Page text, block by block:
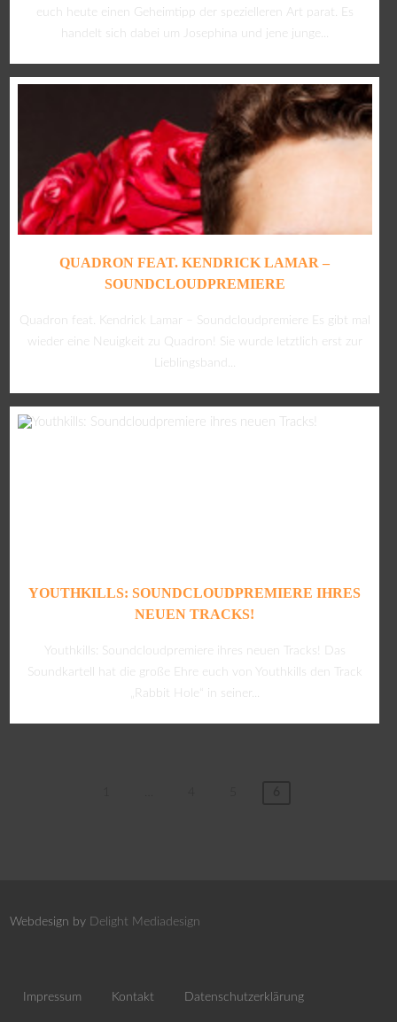
euch heute einen Geheimtipp der spezielleren Art parat. Es
handelt sich dabei um Josephina und jene junge...
QUADRON FEAT. KENDRICK LAMAR –
SOUNDCLOUDPREMIERE
Quadron feat. Kendrick Lamar – Soundcloudpremiere Es gibt mal
wieder eine Neuigkeit zu Quadron! Sie wurde letztlich erst zur
Lieblingsband...
YOUTHKILLS: SOUNDCLOUDPREMIERE IHRES
NEUEN TRACKS!
Youthkills: Soundcloudpremiere ihres neuen Tracks! Das
Soundkartell hat die große Ehre euch von Youthkills den Track
„Rabbit Hole“ in seiner...
Webdesign by Delight Mediadesign
Impressum Kontakt Datenschutzerklärung